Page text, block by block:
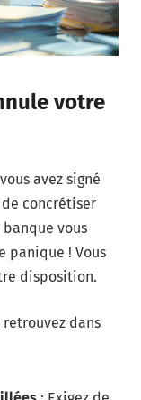
votre
avez signé
concrétiser
vous
panique ! Vous
disposition.
dans